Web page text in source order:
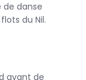
danse
du Nil.
avant de